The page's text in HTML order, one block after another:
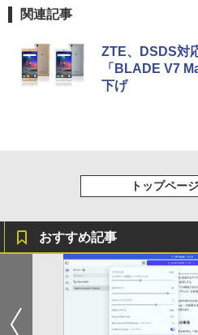
4
J32 地球の
パックンの
[ パトリッ
【2026年アッ
軽量 ブルー
￥1,964
レスイヤホン
リング ANC 36
￥2,980
BUGS LIFE
On My Road
コカ・コーラ
by Amazon 炭
￥1,625
スーパーの裏
ONE PIECE
クスDIGITAL)
関連記事
ZTE、DSDS対
「BLADE V7
下げ
トップペー
おすすめ記事